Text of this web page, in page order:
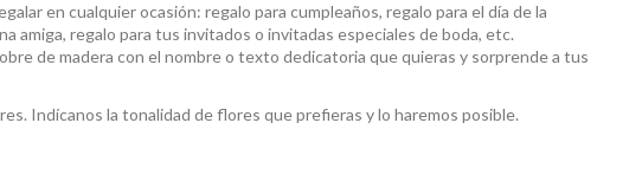
en cualquier ocasión: regalo para cumpleaños, regalo para el día de la
amiga, regalo para tus invitados o invitadas especiales de boda, etc.
de madera con el nombre o texto dedicatoria que quieras y sorprende a tus
Indícanos la tonalidad de flores que prefieras y lo haremos posible.